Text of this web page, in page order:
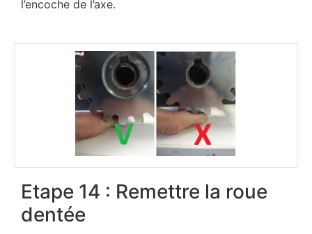
l’encoche de l’axe.
Etape 14 : Remettre la roue
dentée